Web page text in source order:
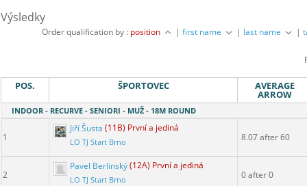
Výsledky
Order qualification by : position |first name | last name |
POS. ŠPORTOVEC AVERAGE
ARROW
INDOOR - RECURVE - SENIORI - MUŽ - 18M ROUND
1
Jiří Šusta (11B) První a jediná
LO TJ Start Brno 8.07 after 60
2
Pavel Berlinský(12A) První a jediná
LO TJ Start Brno 0 after 0